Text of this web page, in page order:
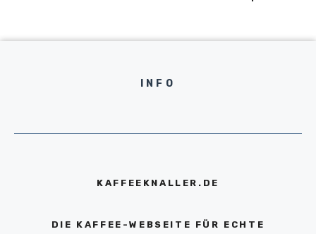
INFO
KAFFEEKNALLER.DE
DIE KAFFEE-WEBSEITE FÜR ECHTE